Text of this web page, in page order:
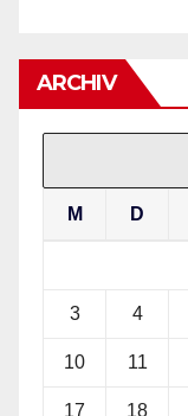
ARCHIV
M D
3 4
10 11
17 18